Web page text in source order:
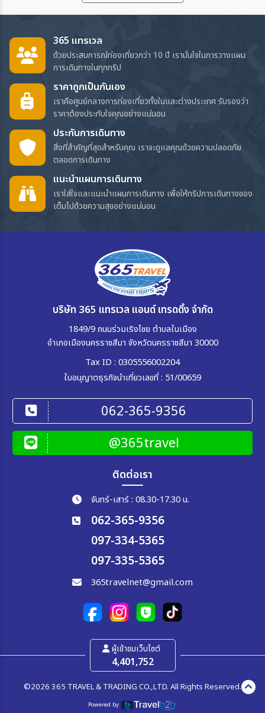
365 แทรเวล
ด้วยประสบการณ์ท่องเที่ยวกว่า 10 ปี เรามั่นใจในการวางแผน
การเดินทางในทุกทริป
ราคาถูกเป็นกันเอง
เราคือศูนย์กลางการท่องเที่ยวทั้งในและต่างประเทศ รับรองว่า
ราคาต้องประทับใจคุณอย่างแน่นอน
ประกันการเดินทาง
สิ่งที่สำคัญที่สุดสำหรับคุณ เราจะดูแลคุณด้วยความปลอดภัย
ตลอดการเดินทาง
แนะนำแผนการเดินทาง
เราใส่ใจและแนะนำแผนการเดินทาง เพื่อให้ทริปการเดินทางของ
เต็มไปด้วยความสุขอย่างแน่นอน
บริษัท 365 แทรเวล แอนด์ เทรดดิ้ง จำกัด
1849/9 ถนนร่วมเริงไชย ตำบลในเมือง
อำเภอเมืองนครราชสีมา จังหวัดนครราชสีมา 30000
Tax ID : 0305556002204
ใบอนุญาตธุรกิจนำเที่ยวเลขที่ : 51/00659
062-365-9356
@365travel
ติดต่อเรา
จันทร์-เสาร์ : 08.30-17.30 น.
062-365-9356
097-334-5365
097-335-5365
365travelnet@gmail.com
ผู้เข้าชมเว็บไซต์
4,401,752
©2026 365 TRAVEL & TRADING CO.,LTD. All Rights Reserved.
Powered by